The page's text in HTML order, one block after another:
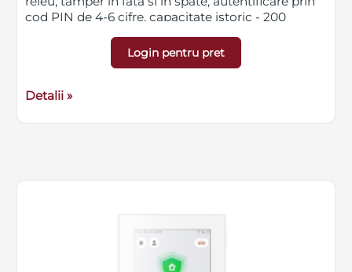
cod PIN de 4-6 cifre, capacitate istoric - 200
218.7 x 27 mm, greutate 400g
Login pentru pret
Detalii »